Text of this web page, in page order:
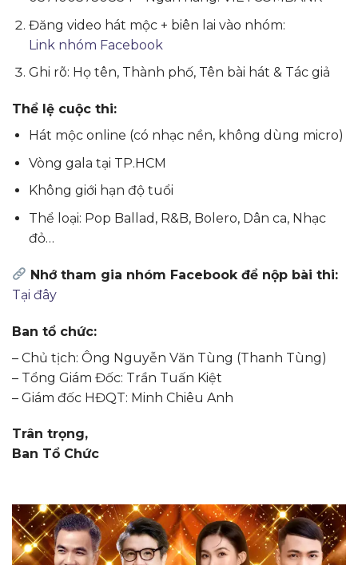
Đăng video hát mộc + biên lai vào nhóm:
Link nhóm Facebook
Ghi rõ: Họ tên, Thành phố, Tên bài hát & Tác giả
Thể lệ cuộc thi:
Hát mộc online (có nhạc nền, không dùng micro)
Vòng gala tại TP.HCM
Không giới hạn độ tuổi
Thể loại: Pop Ballad, R&B, Bolero, Dân ca, Nhạc
đỏ…
Nhớ tham gia nhóm Facebook để nộp bài thi:
Tại đây
Ban tổ chức:
– Chủ tịch: Ông Nguyễn Văn Tùng (Thanh Tùng)
– Tổng Giám Đốc: Trần Tuấn Kiệt
– Giám đốc HĐQT: Minh Chiêu Anh
Trân trọng,
Ban Tổ Chức